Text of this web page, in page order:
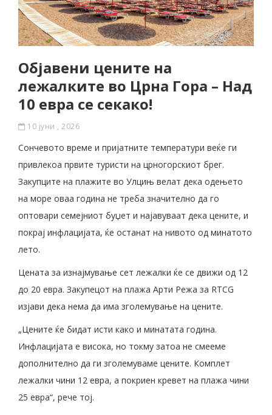
Објавени цените на
лежалките во Црна Гора – Над
10 евра се секако!
10 јуни , 2026
Сончевото време и пријатните температури веќе ги
привлекоа првите туристи на црногорскиот брег.
Закупците на плажите во Улцињ велат дека одењето
на море оваа година не треба значително да го
оптовари семејниот буџет и најавуваат дека цените, и
покрај инфлацијата, ќе останат на нивото од минатото
лето.
Цената за изнајмување сет лежалки ќе се движи од 12
до 20 евра. Закупецот на плажа Арти Режа за RTCG
изјави дека нема да има зголемување на цените.
„Цените ќе бидат исти како и минатата година.
Инфлацијата е висока, но токму затоа не смееме
дополнително да ги зголемуваме цените. Комплет
лежалки чини 12 евра, а покриен кревет на плажа чини
25 евра“, рече тој.